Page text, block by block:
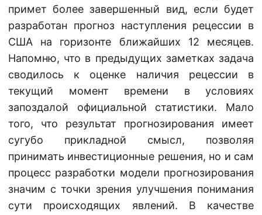
примет более завершенный вид, если будет
разработан прогноз наступления рецессии в
США на горизонте ближайших 12 месяцев.
Напомню, что в предыдущих заметках задача
сводилось к оценке наличия рецессии в
текущий момент времени в условиях
запоздалой официальной статистики. Мало
того, что результат прогнозирования имеет
сугубо прикладной смысл, позволяя
принимать инвестиционные решения, но и сам
процесс разработки модели прогнозирования
значим с точки зрения улучшения понимания
сути происходящих явлений. В качестве